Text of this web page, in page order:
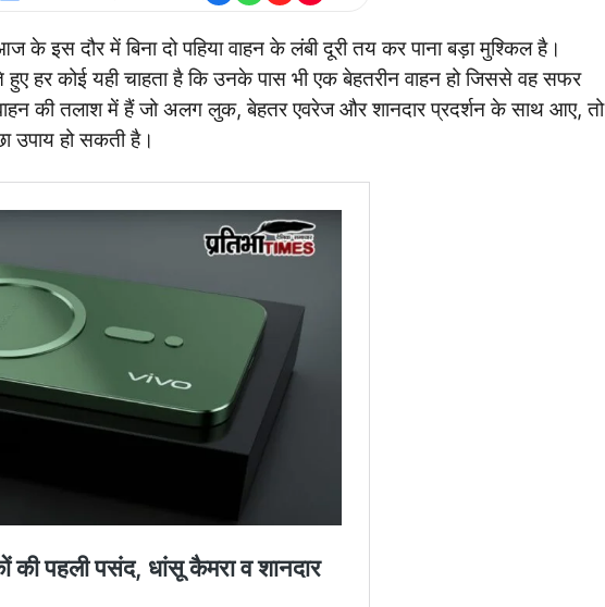
के इस दौर में बिना दो पहिया वाहन के लंबी दूरी तय कर पाना बड़ा मुश्किल है।
कोई यही चाहता है कि उनके पास भी एक बेहतरीन वाहन हो जिससे वह सफर
की तलाश में हैं जो अलग लुक, बेहतर एवरेज और शानदार प्रदर्शन के साथ आए, तो
हो सकती है।